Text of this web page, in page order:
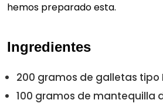
hemos preparado esta.
Ingredientes
200 gramos de galletas tipo
100 gramos de mantequilla